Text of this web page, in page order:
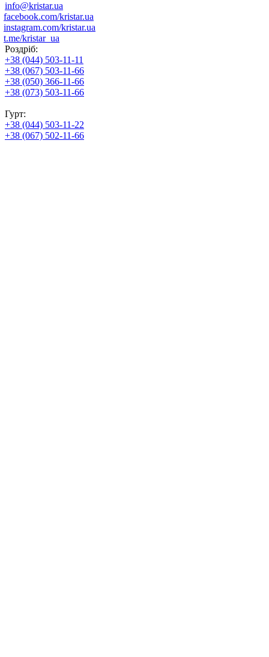
info@kristar.ua
facebook.com/kristar.ua
instagram.com/kristar.ua
t.me/kristar_ua
Роздріб:
+38 (044) 503-11-11
+38 (067) 503-11-66
+38 (050) 366-11-66
+38 (073) 503-11-66
Гурт:
+38 (044) 503-11-22
+38 (067) 502-11-66